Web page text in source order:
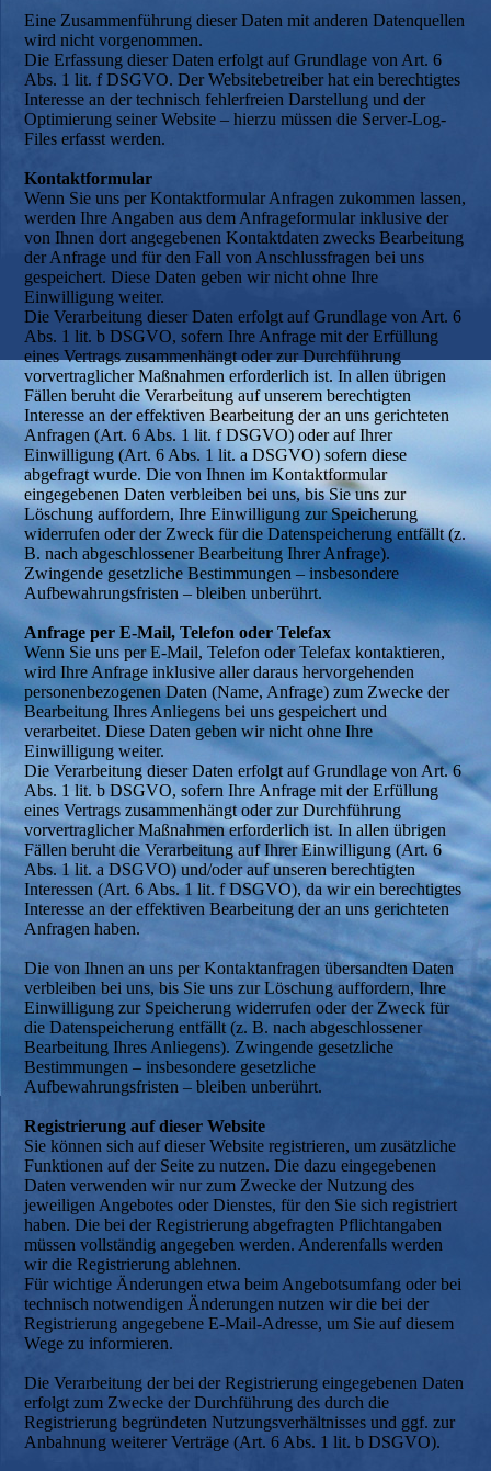
Eine Zusammenführung dieser Daten mit anderen Datenquellen
wird nicht vorgenommen.
Die Erfassung dieser Daten erfolgt auf Grundlage von Art. 6
Abs. 1 lit. f DSGVO. Der Websitebetreiber hat ein berechtigtes
Interesse an der technisch fehlerfreien Darstellung und der
Optimierung seiner Website – hierzu müssen die Server-Log-
Files erfasst werden.
Kontaktformular
Wenn Sie uns per Kontaktformular Anfragen zukommen lassen,
werden Ihre Angaben aus dem Anfrageformular inklusive der
von Ihnen dort angegebenen Kontaktdaten zwecks Bearbeitung
der Anfrage und für den Fall von Anschlussfragen bei uns
gespeichert. Diese Daten geben wir nicht ohne Ihre
Einwilligung weiter.
Die Verarbeitung dieser Daten erfolgt auf Grundlage von Art. 6
Abs. 1 lit. b DSGVO, sofern Ihre Anfrage mit der Erfüllung
eines Vertrags zusammenhängt oder zur Durchführung
vorvertraglicher Maßnahmen erforderlich ist. In allen übrigen
Fällen beruht die Verarbeitung auf unserem berechtigten
Interesse an der effektiven Bearbeitung der an uns gerichteten
Anfragen (Art. 6 Abs. 1 lit. f DSGVO) oder auf Ihrer
Einwilligung (Art. 6 Abs. 1 lit. a DSGVO) sofern diese
abgefragt wurde. Die von Ihnen im Kontaktformular
eingegebenen Daten verbleiben bei uns, bis Sie uns zur
Löschung auffordern, Ihre Einwilligung zur Speicherung
widerrufen oder der Zweck für die Datenspeicherung entfällt (z.
B. nach abgeschlossener Bearbeitung Ihrer Anfrage).
Zwingende gesetzliche Bestimmungen – insbesondere
Aufbewahrungsfristen – bleiben unberührt.
Anfrage per E-Mail, Telefon oder Telefax
Wenn Sie uns per E-Mail, Telefon oder Telefax kontaktieren,
wird Ihre Anfrage inklusive aller daraus hervorgehenden
personenbezogenen Daten (Name, Anfrage) zum Zwecke der
Bearbeitung Ihres Anliegens bei uns gespeichert und
verarbeitet. Diese Daten geben wir nicht ohne Ihre
Einwilligung weiter.
Die Verarbeitung dieser Daten erfolgt auf Grundlage von Art. 6
Abs. 1 lit. b DSGVO, sofern Ihre Anfrage mit der Erfüllung
eines Vertrags zusammenhängt oder zur Durchführung
vorvertraglicher Maßnahmen erforderlich ist. In allen übrigen
Fällen beruht die Verarbeitung auf Ihrer Einwilligung (Art. 6
Abs. 1 lit. a DSGVO) und/oder auf unseren berechtigten
Interessen (Art. 6 Abs. 1 lit. f DSGVO), da wir ein berechtigtes
Interesse an der effektiven Bearbeitung der an uns gerichteten
Anfragen haben.
Die von Ihnen an uns per Kontaktanfragen übersandten Daten
verbleiben bei uns, bis Sie uns zur Löschung auffordern, Ihre
Einwilligung zur Speicherung widerrufen oder der Zweck für
die Datenspeicherung entfällt (z. B. nach abgeschlossener
Bearbeitung Ihres Anliegens). Zwingende gesetzliche
Bestimmungen – insbesondere gesetzliche
Aufbewahrungsfristen – bleiben unberührt.
Registrierung auf dieser Website
Sie können sich auf dieser Website registrieren, um zusätzliche
Funktionen auf der Seite zu nutzen. Die dazu eingegebenen
Daten verwenden wir nur zum Zwecke der Nutzung des
jeweiligen Angebotes oder Dienstes, für den Sie sich registriert
haben. Die bei der Registrierung abgefragten Pflichtangaben
müssen vollständig angegeben werden. Anderenfalls werden
wir die Registrierung ablehnen.
Für wichtige Änderungen etwa beim Angebotsumfang oder bei
technisch notwendigen Änderungen nutzen wir die bei der
Registrierung angegebene E-Mail-Adresse, um Sie auf diesem
Wege zu informieren.
Die Verarbeitung der bei der Registrierung eingegebenen Daten
erfolgt zum Zwecke der Durchführung des durch die
Registrierung begründeten Nutzungsverhältnisses und ggf. zur
Anbahnung weiterer Verträge (Art. 6 Abs. 1 lit. b DSGVO).